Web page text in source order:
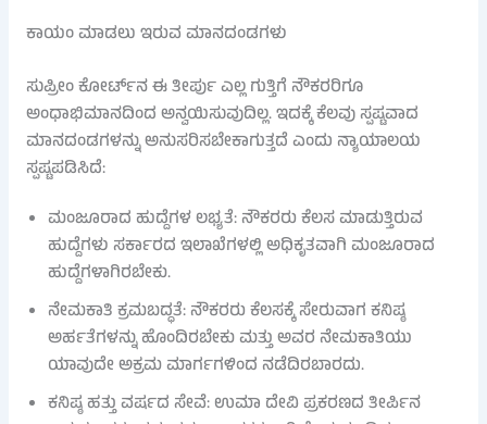
ಕಾಯಂ ಮಾಡಲು ಇರುವ ಮಾನದಂಡಗಳು
ಸುಪ್ರೀಂ ಕೋರ್ಟ್‌ನ ಈ ತೀರ್ಪು ಎಲ್ಲ ಗುತ್ತಿಗೆ ನೌಕರರಿಗೂ
ಅಂಧಾಭಿಮಾನದಿಂದ ಅನ್ವಯಿಸುವುದಿಲ್ಲ. ಇದಕ್ಕೆ ಕೆಲವು ಸ್ಪಷ್ಟವಾದ
ಮಾನದಂಡಗಳನ್ನು ಅನುಸರಿಸಬೇಕಾಗುತ್ತದೆ ಎಂದು ನ್ಯಾಯಾಲಯ
ಸ್ಪಷ್ಟಪಡಿಸಿದೆ:
ಮಂಜೂರಾದ ಹುದ್ದೆಗಳ ಲಭ್ಯತೆ: ನೌಕರರು ಕೆಲಸ ಮಾಡುತ್ತಿರುವ
ಹುದ್ದೆಗಳು ಸರ್ಕಾರದ ಇಲಾಖೆಗಳಲ್ಲಿ ಅಧಿಕೃತವಾಗಿ ಮಂಜೂರಾದ
ಹುದ್ದೆಗಳಾಗಿರಬೇಕು.
ನೇಮಕಾತಿ ಕ್ರಮಬದ್ಧತೆ: ನೌಕರರು ಕೆಲಸಕ್ಕೆ ಸೇರುವಾಗ ಕನಿಷ್ಠ
ಅರ್ಹತೆಗಳನ್ನು ಹೊಂದಿರಬೇಕು ಮತ್ತು ಅವರ ನೇಮಕಾತಿಯು
ಯಾವುದೇ ಅಕ್ರಮ ಮಾರ್ಗಗಳಿಂದ ನಡೆದಿರಬಾರದು.
ಕನಿಷ್ಠ ಹತ್ತು ವರ್ಷದ ಸೇವೆ: ಉಮಾ ದೇವಿ ಪ್ರಕರಣದ ತೀರ್ಪಿನ